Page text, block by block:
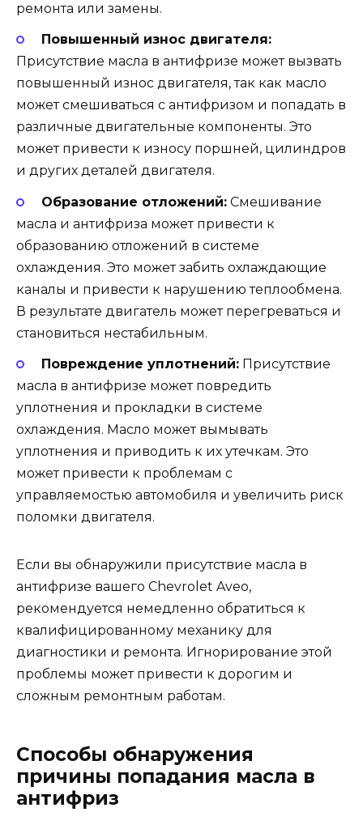
ремонта или замены.
Повышенный износ двигателя:
Присутствие масла в антифризе может вызвать
повышенный износ двигателя, так как масло
может смешиваться с антифризом и попадать в
различные двигательные компоненты. Это
может привести к износу поршней, цилиндров
и других деталей двигателя.
Образование отложений:Смешивание
масла и антифриза может привести к
образованию отложений в системе
охлаждения. Это может забить охлаждающие
каналы и привести к нарушению теплообмена.
В результате двигатель может перегреваться и
становиться нестабильным.
Повреждение уплотнений:Присутствие
масла в антифризе может повредить
уплотнения и прокладки в системе
охлаждения. Масло может вымывать
уплотнения и приводить к их утечкам. Это
может привести к проблемам с
управляемостью автомобиля и увеличить риск
поломки двигателя.
Если вы обнаружили присутствие масла в
антифризе вашего Chevrolet Aveo,
рекомендуется немедленно обратиться к
квалифицированному механику для
диагностики и ремонта. Игнорирование этой
проблемы может привести к дорогим и
сложным ремонтным работам.
Способы обнаружения
причины попадания масла в
антифриз